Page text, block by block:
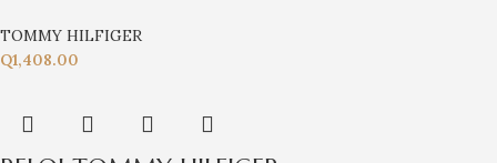
TOMMY HILFIGER
Q1,408.00